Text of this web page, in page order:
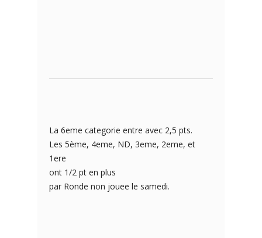
La 6eme categorie entre avec 2,5 pts.
Les 5ème, 4eme, ND, 3eme, 2eme, et
1ere
ont 1/2 pt en plus
par Ronde non jouee le samedi.